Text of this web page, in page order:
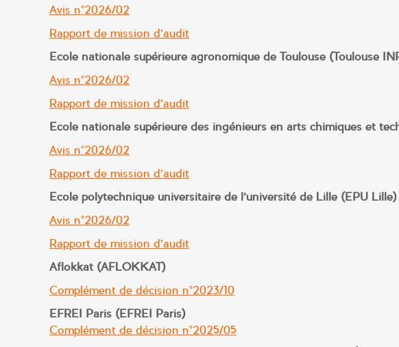
Avis n°2026/02
Rapport de mission d’audit
Ecole nationale supérieure agronomique de Toulouse (Toulouse
Avis n°2026/02
Rapport de mission d’audit
Ecole nationale supérieure des ingénieurs en arts chimiques et
Avis n°2026/02
Rapport de mission d’audit
Ecole polytechnique universitaire de l’université de Lille (EPU Lille)
Avis n°2026/02
Rapport de mission d’audit
Aflokkat (AFLOKKAT)
Complément de décision n°2023/10
EFREI Paris (EFREI Paris)
Complément de décision n°2025/05